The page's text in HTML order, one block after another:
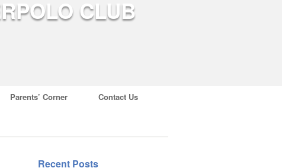
Parents’ Corner
Contact Us
Recent Posts